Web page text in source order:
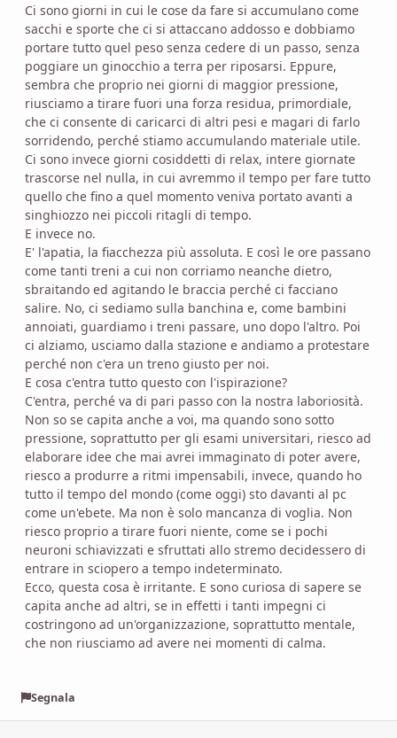
Ci sono giorni in cui le cose da fare si accumulano come
sacchi e sporte che ci si attaccano addosso e dobbiamo
portare tutto quel peso senza cedere di un passo, senza
poggiare un ginocchio a terra per riposarsi. Eppure,
sembra che proprio nei giorni di maggior pressione,
riusciamo a tirare fuori una forza residua, primordiale,
che ci consente di caricarci di altri pesi e magari di farlo
sorridendo, perché stiamo accumulando materiale utile.
Ci sono invece giorni cosiddetti di relax, intere giornate
trascorse nel nulla, in cui avremmo il tempo per fare tutto
quello che fino a quel momento veniva portato avanti a
singhiozzo nei piccoli ritagli di tempo.
E invece no.
E' l'apatia, la fiacchezza più assoluta. E così le ore passano
come tanti treni a cui non corriamo neanche dietro,
sbraitando ed agitando le braccia perché ci facciano
salire. No, ci sediamo sulla banchina e, come bambini
annoiati, guardiamo i treni passare, uno dopo l'altro. Poi
ci alziamo, usciamo dalla stazione e andiamo a protestare
perché non c'era un treno giusto per noi.
E cosa c'entra tutto questo con l'ispirazione?
C'entra, perché va di pari passo con la nostra laboriosità.
Non so se capita anche a voi, ma quando sono sotto
pressione, soprattutto per gli esami universitari, riesco ad
elaborare idee che mai avrei immaginato di poter avere,
riesco a produrre a ritmi impensabili, invece, quando ho
tutto il tempo del mondo (come oggi) sto davanti al pc
come un'ebete. Ma non è solo mancanza di voglia. Non
riesco proprio a tirare fuori niente, come se i pochi
neuroni schiavizzati e sfruttati allo stremo decidessero di
entrare in sciopero a tempo indeterminato.
Ecco, questa cosa è irritante. E sono curiosa di sapere se
capita anche ad altri, se in effetti i tanti impegni ci
costringono ad un'organizzazione, soprattutto mentale,
che non riusciamo ad avere nei momenti di calma.
Segnala